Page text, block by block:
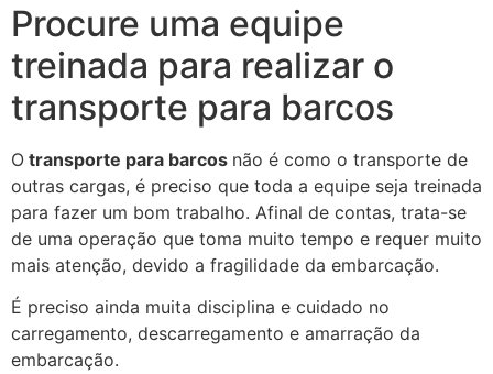
Procure uma equipe
treinada para realizar o
transporte para barcos
O transporte para barcos não é como o transporte de
outras cargas, é preciso que toda a equipe seja treinada
para fazer um bom trabalho. Afinal de contas, trata-se
de uma operação que toma muito tempo e requer muito
mais atenção, devido a fragilidade da embarcação.
É preciso ainda muita disciplina e cuidado no
carregamento, descarregamento e amarração da
embarcação.